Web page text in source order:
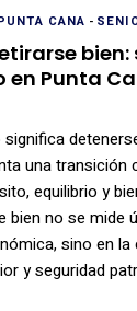
CANA -
en Punta
una transición
equilibrio y
bien no se mide
sino en
y seguridad